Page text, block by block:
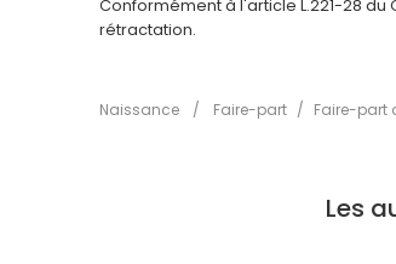
Naissance / Faire-part / Faire-part
Conformément à l'article L.221-28
rétractation.
Les